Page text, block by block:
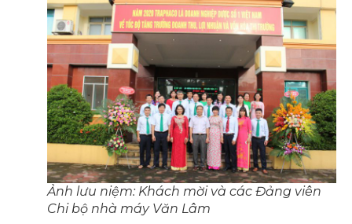
Ảnh lưu niệm: Khách mời và các Đảng viên
Chi bộ nhà máy Văn Lâm